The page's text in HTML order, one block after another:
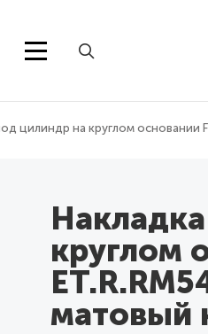
цилиндр на круглом основании
круглом
матовый